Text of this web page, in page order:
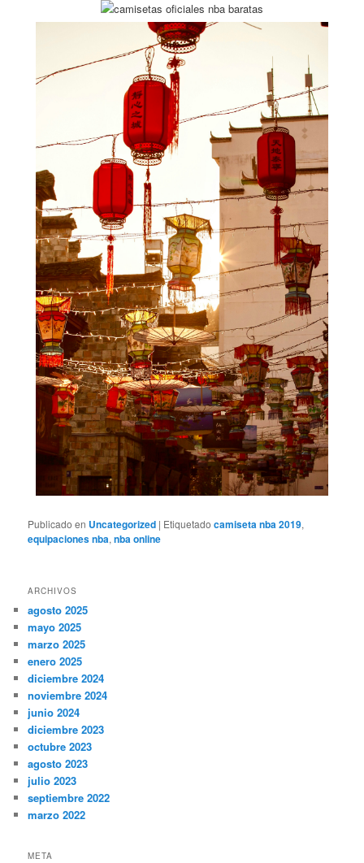
Publicado en Uncategorized | Etiquetado camiseta nba 2019,
equipaciones nba,nba online
ARCHIVOS
agosto 2025
mayo 2025
marzo 2025
enero 2025
diciembre 2024
noviembre 2024
junio 2024
diciembre 2023
octubre 2023
agosto 2023
julio 2023
septiembre 2022
marzo 2022
META